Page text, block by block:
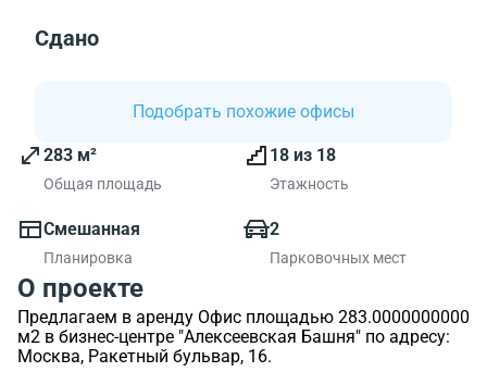
Сдано
Подобрать похожие офисы
283 м²
Общая площадь
18 из 18
Этажность
Смешанная
Планировка
2
Парковочных мест
О проекте
Предлагаем в аренду Офис площадью 283.0000000000
м2 в бизнес-центре "Алексеевская Башня" по адресу:
Москва, Ракетный бульвар, 16.